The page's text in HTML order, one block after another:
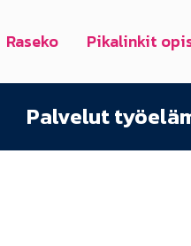
Raseko Pikalinkit
Palvelut